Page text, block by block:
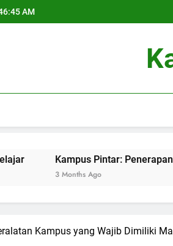
AM
Kampus Pintar: Penerapan IT untuk
Kampus yang Wajib Dimiliki